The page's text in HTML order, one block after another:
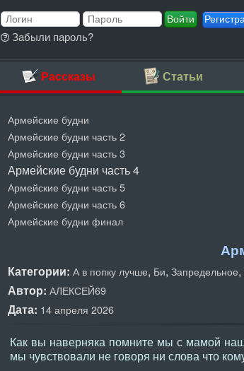
Забыли пароль?
Рассказы Статьи
Армейские будни
Армейские будни часть 2
Армейские будни часть 3
Армейские будни часть 4
Армейские будни часть 5
Армейские будни часть 6
Армейские будни финал
Категории: А в попку лучше, Би, Запредельное,
Автор: АЛЕКСЕЙ69
Дата: 14 апреля 2026
Как вы наверняка помните мы с мамой
мы чувствовали не говоря ни слова что